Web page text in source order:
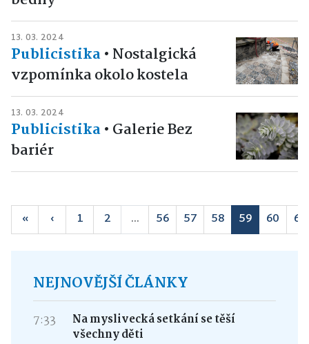
13. 03. 2024
Publicistika• Nostalgická
vzpomínka okolo kostela
13. 03. 2024
Publicistika• Galerie Bez
bariér
« ‹ 1 2 ... 56 57 58 59 60 61
NEJNOVĚJŠÍ ČLÁNKY
7:33
Na myslivecká setkání se těší
všechny děti